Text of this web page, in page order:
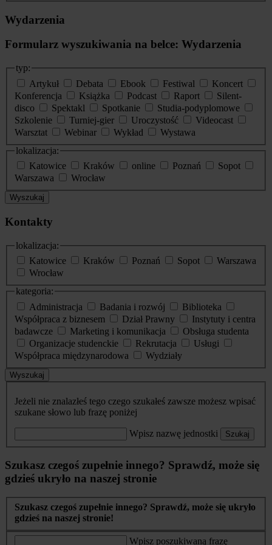
Wydarzenia
Formularz wyszukiwania na belce: Wydarzenia
typ:
Artykuł
Debata Ebook Festiwal
Koncert
Konferencja
Książka Podcast Raport
Silent-
disco
Spektakl Spotkanie
Studia-podyplomowe
Szkolenie
Turniej-gier Uroczystość
Videocast
Warsztat
Webinar Wykład
Wystawa
lokalizacja:
Katowice
Kraków online Poznań
Sopot
Warszawa
Wrocław
Wyszukaj
Kontakty
lokalizacja:
Katowice
Kraków Poznań Sopot
Warszawa
Wrocław
kategoria:
Administracja
Badania i rozwój
Biblioteka
Współpraca z biznesem
Dział Prawny
Instytuty i centra
badawcze
Marketing i komunikacja
Obsługa studenta
Organizacje studenckie
Rekrutacja
Usługi
Współpraca międzynarodowa
Wydziały
Wyszukaj
Jeżeli nie znalazłeś tego czego szukałeś zawsze możesz wpisać
szukane słowo lub frazę poniżej
Wpisz nazwę jednostki Szukaj
Szukasz czegoś zupełnie innego? Sprawdź, może się
gdzieś ukryło na naszej stronie
Szukasz czegoś zupełnie innego? Sprawdź, może się ukryło
gdzieś na naszej stronie!
Wpisz poszukiwaną frazę